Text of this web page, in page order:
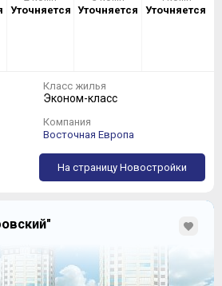
Уточняется
Уточняется
Уточняется
Класс жилья
Эконом-класс
Компания
Восточная Европа
На страницу Новостройки